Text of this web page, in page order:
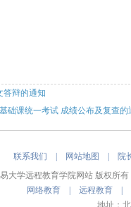
答辩的通知
础课统一考试 成绩公布及复查的